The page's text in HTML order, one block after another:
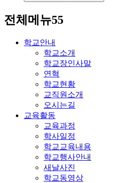
전체메뉴55
학교안내
학교소개
학교장인사말
연혁
학교현황
교직원소개
오시는길
교육활동
교육과정
학사일정
학교교육내용
학교행사안내
새날사진
학교동영상